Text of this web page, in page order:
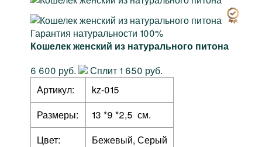
Гарантия натуральности 100%
Кошелек женский из натурального питона
6 600 руб.
Сплит 1 650 руб.
Артикул:
kz-015
Размеры:
13 *9 *2,5 см.
Цвет:
Бежевый, Серый